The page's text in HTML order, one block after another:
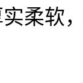
柔软